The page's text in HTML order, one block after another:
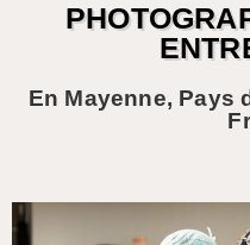
En Mayenne, Pays